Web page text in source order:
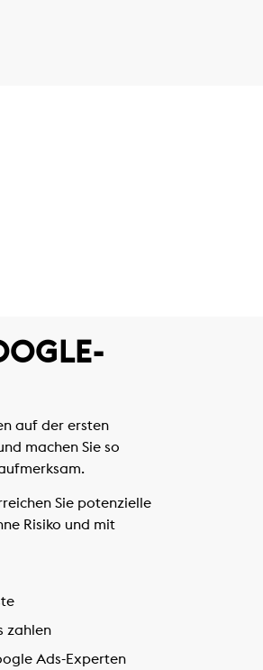
auf der ersten
machen Sie so
Sie potenzielle
Risiko und mit
zahlen
Ads-Experten